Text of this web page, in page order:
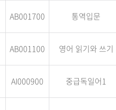
AB001700 통역입문
AB001100 영어 읽기와 쓰기
AI000900 중급독일어1